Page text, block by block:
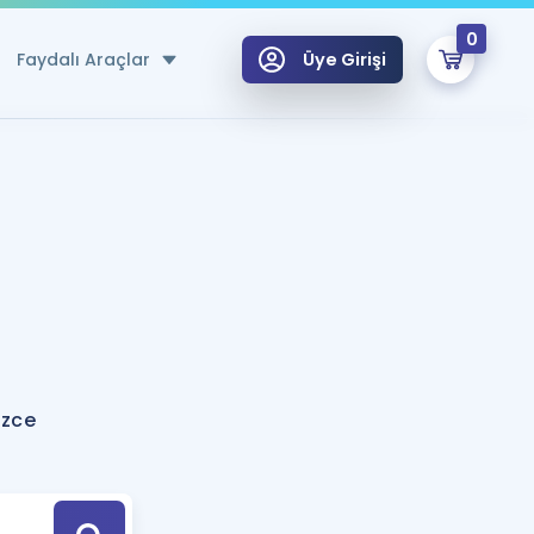
Faydalı Araçlar
Hesaplama Aracı
için Öneriler
Tek Takvimde
Üye Girişi
0